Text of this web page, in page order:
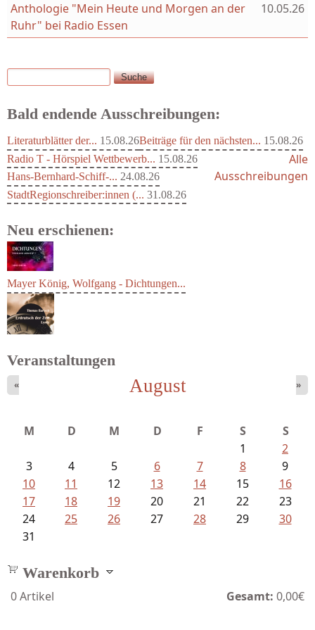
Anthologie "Mein Heute und Morgen an der
Ruhr" bei Radio Essen
10.05.26
Suchformular
Suche
Bald endende Ausschreibungen:
Literaturblätter der... 15.08.26Beiträge für den nächsten... 15.08.26
Radio T - Hörspiel Wettbewerb... 15.08.26
Hans-Bernhard-Schiff-... 24.08.26
StadtRegionschreiber:innen (... 31.08.26
Alle
Ausschreibungen
Neu erschienen:
Bartsch, Thomas - Erdrutsch der...
Mayer König, Wolfgang - Dichtungen...
Veranstaltungen
August
« »
M D M D F S
S
1
2
3
4 5 6 7 8
9
10
11 12 13 14 15
16
17
18 19 20 21 22
23
24
25 26 27 28 29
30
31
Warenkorb
0Artikel Gesamt: 0,00€